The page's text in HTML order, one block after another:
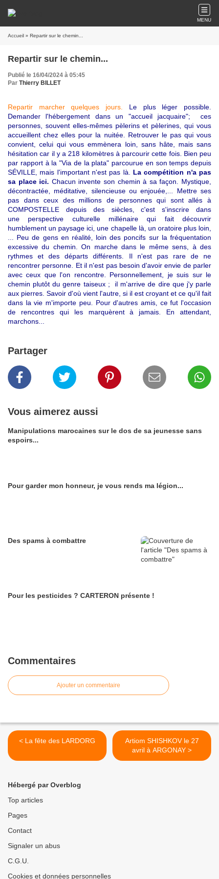
MENU
Accueil » Repartir sur le chemin...
Repartir sur le chemin...
Publié le 16/04/2024 à 05:45
Par Thierry BILLET
Repartir marcher quelques jours.
Le plus léger possible.
Demander l'hébergement dans un "accueil jacquaire"; ces
personnes, souvent elles-mêmes pèlerins et pèlerines, qui vous
accueillent chez elles pour la nuitée. Retrouver le pas qui vous
convient, celui qui vous emmènera loin, sans hâte, mais sans
hésitation car il y a 218 kilomètres à parcourir cette fois. Bien peu
par rapport à la "Via de la plata" parcourue en son temps depuis
SÉVILLE, mais l'important n'est pas là. Lacompétition n'a pas
sa place ici. Chacun invente son chemin à sa façon. Mystique,
décontractée, méditative, silencieuse ou enjouée,... Mettre ses
pas dans ceux des millions de personnes qui sont allés à
COMPOSTELLE depuis des siècles, c'est s'inscrire dans
une perspective culturelle millénaire qui fait découvrir
humblement un paysage ici, une chapelle là, un oratoire plus loin,
... Peu de gens en réalité, loin des poncifs sur la fréquentation
excessive du chemin. On marche dans le même sens, à des
rythmes et des départs différents. Il n'est pas rare de ne
rencontrer personne. Et il n'est pas besoin d'avoir envie de parler
avec ceux que l'on rencontre. Personnellement, je suis sur le
chemin plutôt du genre taiseux ; il m'arrive de dire que j'y parle
aux pierres. Savoir d'où vient l'autre, si il est croyant et ce qu'il fait
dans la vie m'importe peu. Pour d'autres amis, ce fut l'occasion
de rencontres qui les marquèrent à jamais. En attendant,
marchons...
Partager
Vous aimerez aussi
Manipulations marocaines sur le dos de sa jeunesse sans
espoirs...
Pour garder mon honneur, je vous rends ma légion...
Des spams à combattre
Pour les pesticides ? CARTERON présente !
Commentaires
Ajouter un commentaire
< La fête des LARDORG
Artiom SHISHKOV le 27
avril à ARGONAY >
Hébergé par Overblog
Top articles
Pages
Contact
Signaler un abus
C.G.U.
Cookies et données personnelles